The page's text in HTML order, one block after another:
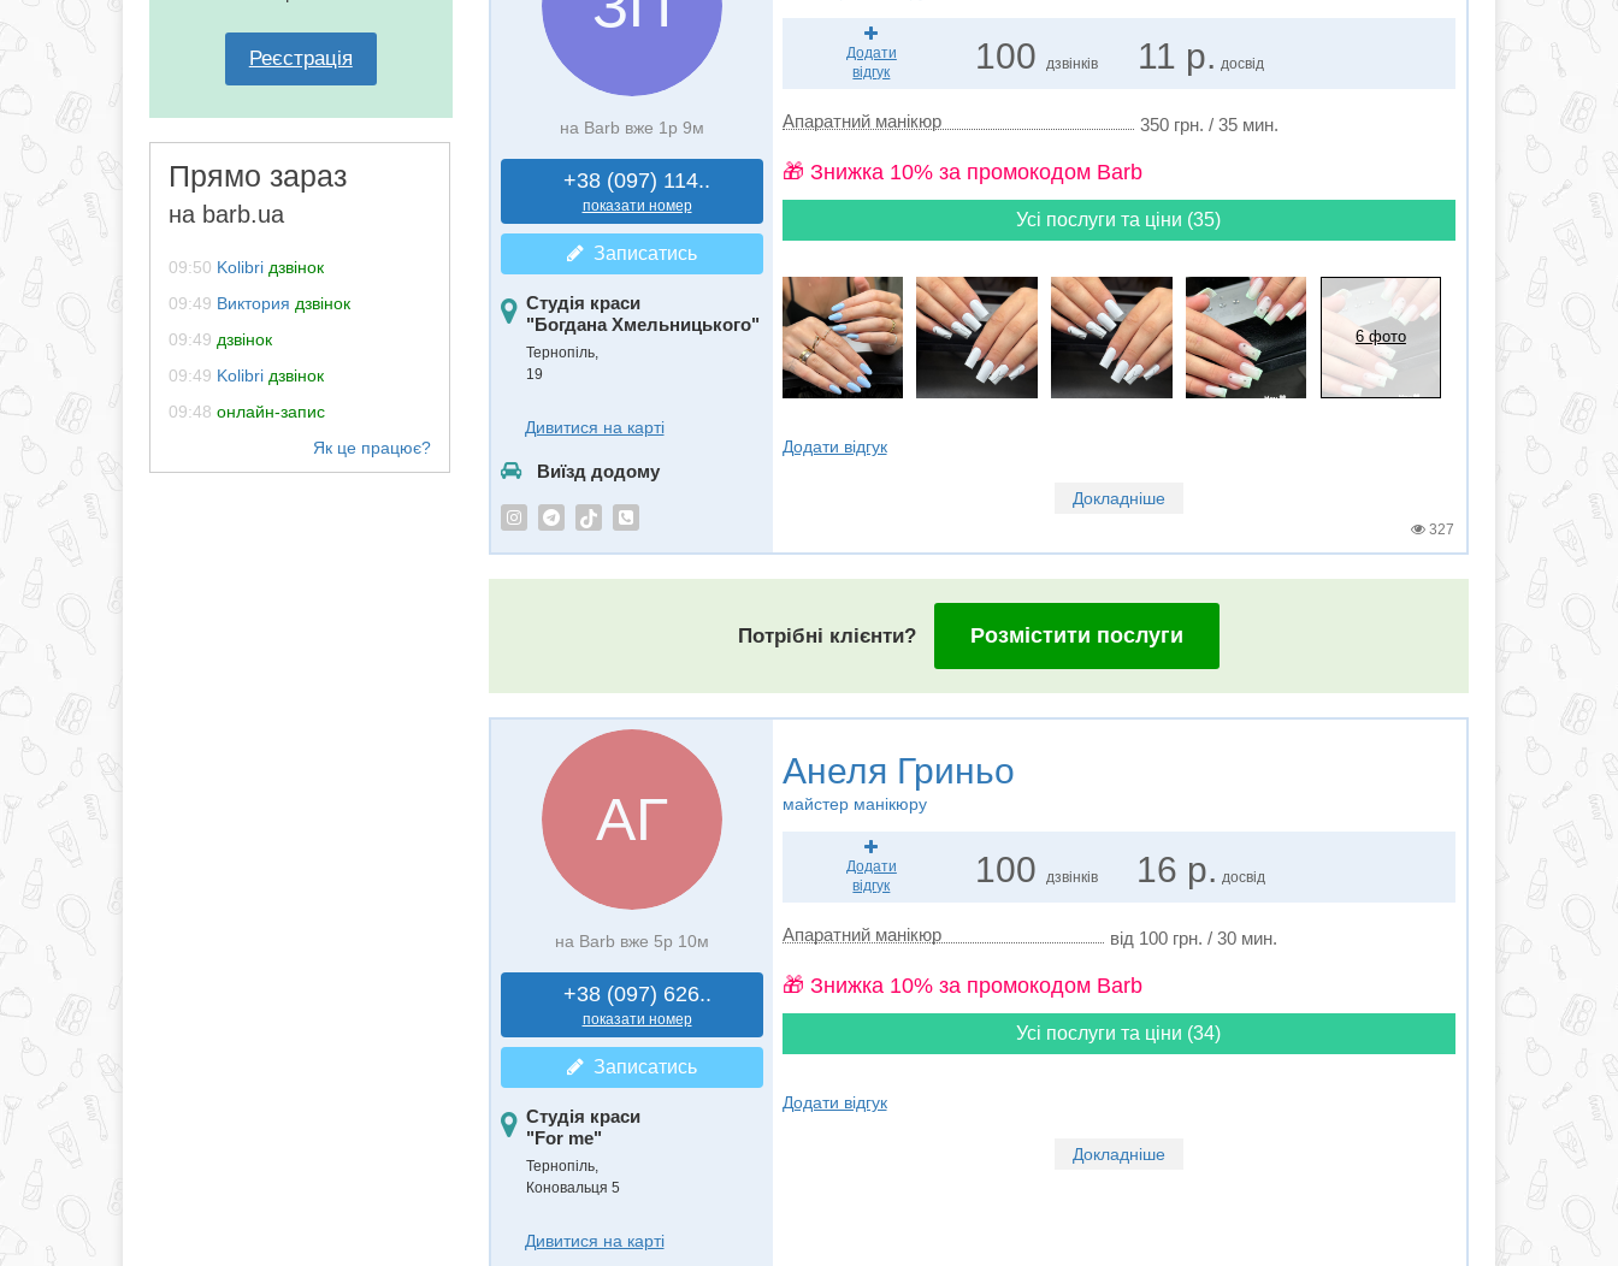
Реєстрація
Прямо зараз
на barb.ua
09:50 Kolibri дзвінок
09:49 Виктория дзвінок
09:49 дзвінок
09:49 Kolibri дзвінок
09:48 онлайн-запис
на Barb вже 1р 9м
+38 (097) 114..
показати номер
Записатись
Студія краси
"Богдана Хмельницького"
Тернопіль,
19
Дивитися на карті
Виїзд додому
Додати
відгук
100 дзвінків 11 р. досвід
Апаратний манікюр 350 грн. / 35 мин.
🎁 Знижка 10% за промокодом Barb
Усі послуги та ціни (35)
6 фото
Додати відгук
Докладніше
327
Потрібні клієнти? Розмістити послуги
АГ
на Barb вже 5р 10м
+38 (097) 626..
показати номер
Записатись
Студія краси
"For me"
Тернопіль,
Коновальця 5
Дивитися на карті
Анеля Гриньо
майстер манікюру
Додати
відгук
100 дзвінків 16 р. досвід
Апаратний манікюр від 100 грн. / 30 мин.
🎁 Знижка 10% за промокодом Barb
Усі послуги та ціни (34)
Додати відгук
Докладніше